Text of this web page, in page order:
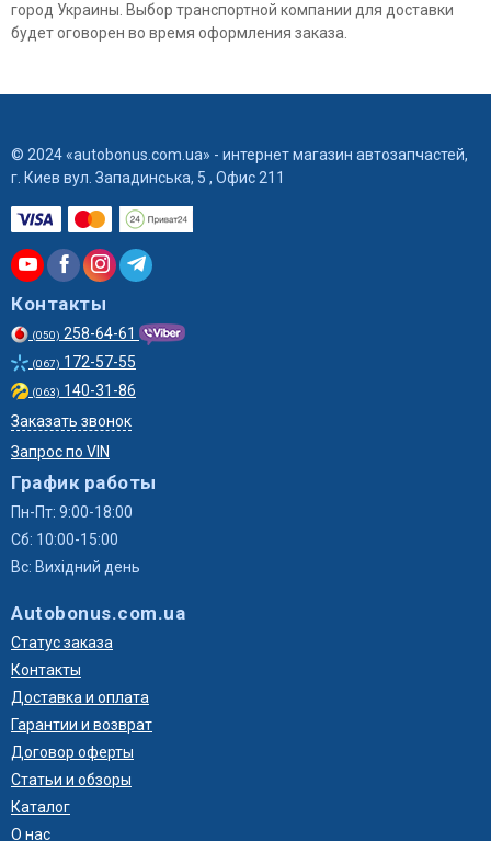
город Украины. Выбор транспортной компании для доставки
будет оговорен во время оформления заказа.
© 2024 «autobonus.com.ua» - интернет магазин автозапчастей,
г. Киев вул. Западинська, 5 , Офис 211
Контакты
(050) 258-64-61
(067) 172-57-55
(063) 140-31-86
Заказать звонок
Запрос по VIN
График работы
Пн-Пт: 9:00-18:00
Сб: 10:00-15:00
Вс: Вихідний день
Autobonus.com.ua
Статус заказа
Контакты
Доставка и оплата
Гарантии и возврат
Договор оферты
Статьи и обзоры
Каталог
О нас